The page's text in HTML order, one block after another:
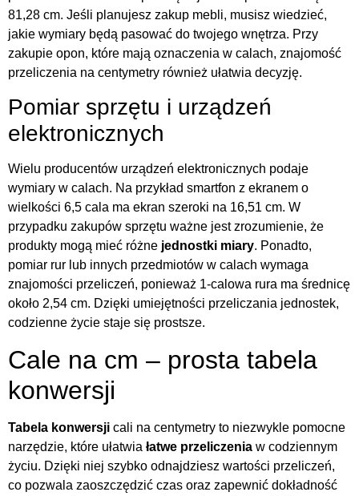
81,28 cm. Jeśli planujesz zakup mebli, musisz wiedzieć,
jakie wymiary będą pasować do twojego wnętrza. Przy
zakupie opon, które mają oznaczenia w calach, znajomość
przeliczenia na centymetry również ułatwia decyzję.
Pomiar sprzętu i urządzeń
elektronicznych
Wielu producentów urządzeń elektronicznych podaje
wymiary w calach. Na przykład smartfon z ekranem o
wielkości 6,5 cala ma ekran szeroki na 16,51 cm. W
przypadku zakupów sprzętu ważne jest zrozumienie, że
produkty mogą mieć różne jednostki miary. Ponadto,
pomiar rur lub innych przedmiotów w calach wymaga
znajomości przeliczeń, ponieważ 1-calowa rura ma średnicę
około 2,54 cm. Dzięki umiejętności przeliczania jednostek,
codzienne życie staje się prostsze.
Cale na cm – prosta tabela
konwersji
Tabela konwersji cali na centymetry to niezwykle pomocne
narzędzie, które ułatwia łatwe przeliczenia w codziennym
życiu. Dzięki niej szybko odnajdziesz wartości przeliczeń,
co pozwala zaoszczędzić czas oraz zapewnić dokładność